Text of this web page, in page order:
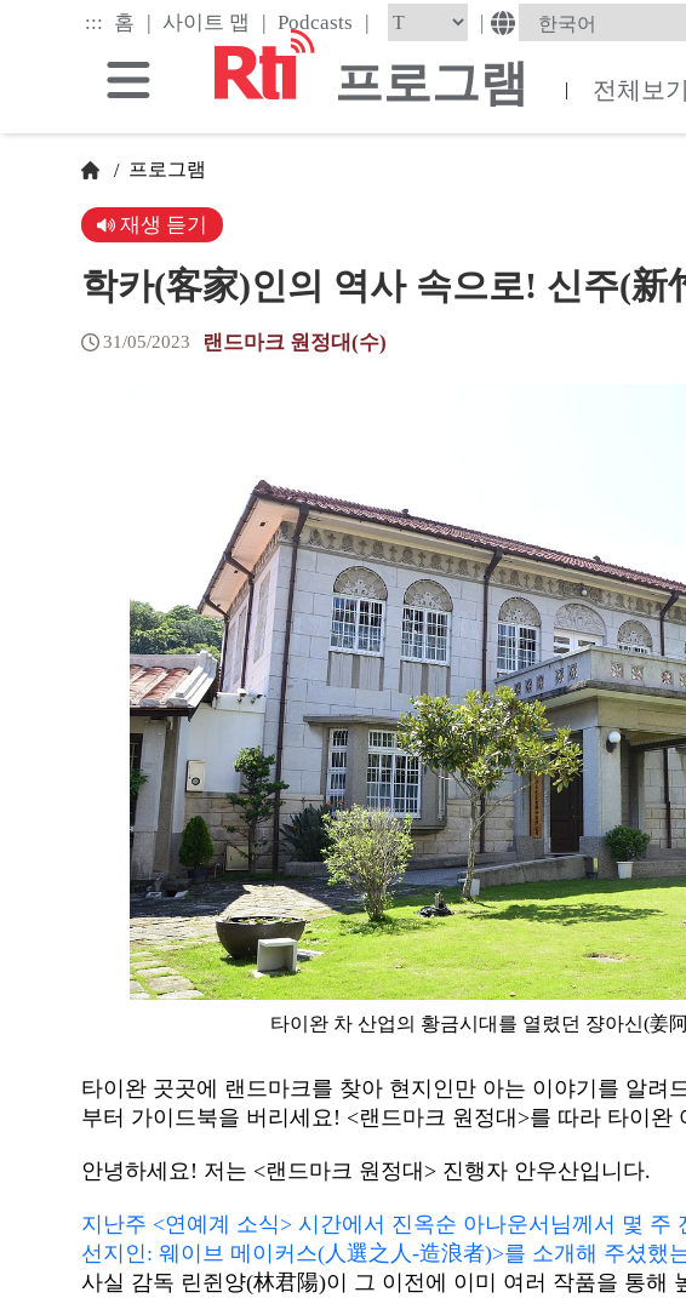
::: 홈 | 사이트 맵 | Podcasts | |
프로그램 | 전체보기
/ 프로그램
재생 듣기
학카(客家)인의 역사 속으로! 신주(新
31/05/2023 랜드마크 원정대(수)
타이완 차 산업의 황금시대를 열렸던 쟝아신(姜
타이완 곳곳에 랜드마크를 찾아 현지인만 아는 이야기를 알려
부터 가이드북을 버리세요! <랜드마크 원정대>를 따라 타이완
안녕하세요! 저는 <랜드마크 원정대> 진행자 안우산입니다.
지난주 <연예계 소식> 시간에서 진옥순 아나운서님께서 몇 주
선지인: 웨이브 메이커스(人選之人-造浪者)>를 소개해 주셨했
사실 감독 린쥔양(林君陽)이 그 이전에 이미 여러 작품을 통해